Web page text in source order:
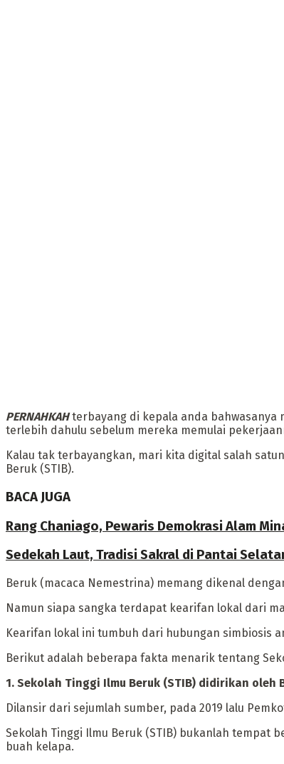
PERNAHKAHterbayang di kepala anda bahwasanya
terlebih dahulu sebelum mereka memulai
‎Kalau tak terbayangkan, mari kita digital salah
Beruk (STIB).
BACA JUGA
Rang Chaniago, Pewaris Demokrasi Alam
Sedekah Laut, Tradisi Sakral di Pantai
‎Beruk (macaca Nemestrina) memang dikenal
Namun siapa sangka terdapat kearifan lokal dari
‎Kearifan lokal ini tumbuh dari hubungan simbiosis
‎Berikut adalah beberapa fakta menarik tentang
‎1. Sekolah Tinggi Ilmu Beruk (STIB) didirikan oleh
‎Dilansir dari sejumlah sumber, pada 2019 lalu
‎Sekolah Tinggi Ilmu Beruk (STIB) bukanlah tempat
buah kelapa.